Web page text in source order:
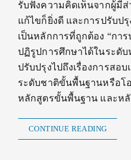
รับฟังความคิดเห็นจากผู้มีส่
แก้ไขก็ยิ่งดี และการปรับป
เป็นหลักการที่ถูกต้อง “กา
ปฏิรูปการศึกษาได้ในระดับ
ปรับปรุงไปถึงเรื่องการสอ
ระดับชาติขั้นพื้นฐานหรือโ
หลักสูตรขั้นพื้นฐาน และห
CONTINUE READING